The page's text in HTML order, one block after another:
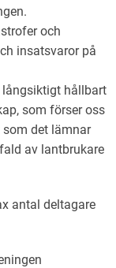
och
insatsvaror på
långsiktigt hållbart
som förser oss
det lämnar
av lantbrukare
antal deltagare